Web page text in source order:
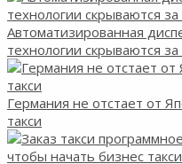
Автоматизированная
технологии скрываются
Германия не отстает от
такси